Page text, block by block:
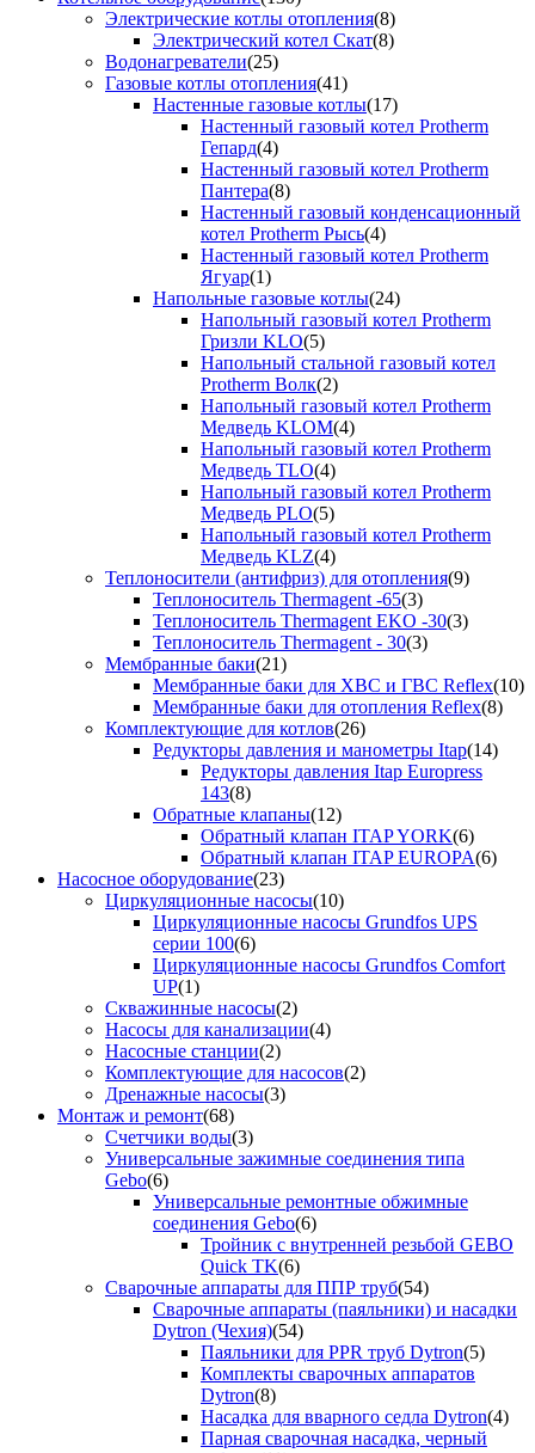
Электрические котлы отопления(8)
Электрический котел Скат(8)
Водонагреватели(25)
Газовые котлы отопления(41)
Настенные газовые котлы(17)
Настенный газовый котел Protherm
Гепард(4)
Настенный газовый котел Protherm
Пантера(8)
Настенный газовый конденсационный
котел Protherm Рысь(4)
Настенный газовый котел Protherm
Ягуар(1)
Напольные газовые котлы(24)
Напольный газовый котел Protherm
Гризли KLO(5)
Напольный стальной газовый котел
Protherm Волк(2)
Напольный газовый котел Protherm
Медведь KLOM(4)
Напольный газовый котел Protherm
Медведь TLO(4)
Напольный газовый котел Protherm
Медведь PLO(5)
Напольный газовый котел Protherm
Медведь KLZ(4)
Теплоносители (антифриз) для отопления(9)
Теплоноситель Thermagent -65(3)
Теплоноситель Thermagent EKO -30(3)
Теплоноситель Thermagent - 30(3)
Мембранные баки(21)
Мембранные баки для ХВС и ГВС Reflex(10)
Мембранные баки для отопления Reflex(8)
Комплектующие для котлов(26)
Редукторы давления и манометры Itap(14)
Редукторы давления Itap Europress
143(8)
Обратные клапаны(12)
Обратный клапан ITAP YORK(6)
Обратный клапан ITAP EUROPA(6)
Насосное оборудование(23)
Циркуляционные насосы(10)
Циркуляционные насосы Grundfos UPS
серии 100(6)
Циркуляционные насосы Grundfos Comfort
UP(1)
Скважинные насосы(2)
Насосы для канализации(4)
Насосные станции(2)
Комплектующие для насосов(2)
Дренажные насосы(3)
Монтаж и ремонт(68)
Счетчики воды(3)
Универсальные зажимные соединения типа
Gebo(6)
Универсальные ремонтные обжимные
соединения Gebo(6)
Тройник с внутренней резьбой GEBO
Quick TK(6)
Сварочные аппараты для ППР труб(54)
Сварочные аппараты (паяльники) и насадки
Dytron (Чехия)(54)
Паяльники для PPR труб Dytron(5)
Комплекты сварочных аппаратов
Dytron(8)
Насадка для вварного седла Dytron(4)
Парная сварочная насадка, черный